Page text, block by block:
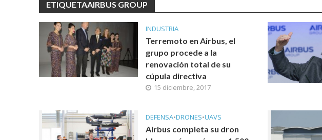
ETIQUETAAIRBUS GROUP
INDUSTRIA
Terremoto en Airbus, el
grupo procede a la
renovación total de su
cúpula directiva
15 diciembre, 2017
DEFENSA•DRONES•UAVS
Airbus completa su dron